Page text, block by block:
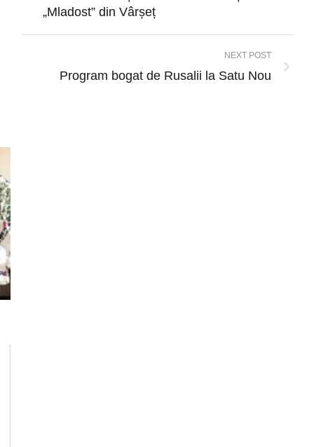
„Mladost” din Vârșeț
NEXT POST
Program bogat de Rusalii la Satu Nou